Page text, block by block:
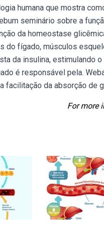
humana que mostra
seminário sobre a
da homeostase
do fígado, músculos
da insulina, estimulando
é responsável pela.
facilitação da absorção de
For more